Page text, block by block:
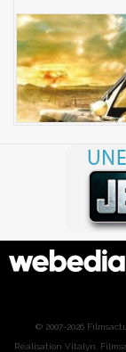
© 2007-2026
Réalisation Vitalyn .